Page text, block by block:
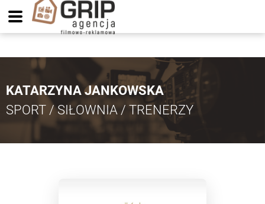
KATARZYNA JANKOWSKA
SPORT / SIŁOWNIA / TRENERZY